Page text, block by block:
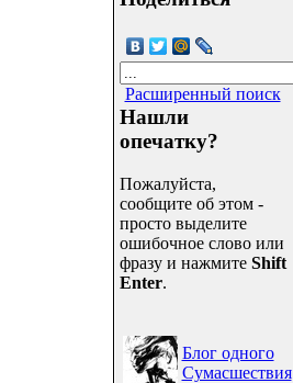
Расширенный поиск
Нашли
опечатку?
Пожалуйста,
сообщите об этом -
просто выделите
ошибочное слово или
фразу и нажмите Shift
Enter.
Блог одного
Сумасшествия